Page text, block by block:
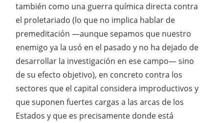
también como una guerra química directa contra
el proletariado (lo que no implica hablar de
premeditación —aunque sepamos que nuestro
enemigo ya la usó en el pasado y no ha dejado de
desarrollar la investigación en ese campo— sino
de su efecto objetivo), en concreto contra los
sectores que el capital considera improductivos y
que suponen fuertes cargas a las arcas de los
Estados y que es precisamente donde está